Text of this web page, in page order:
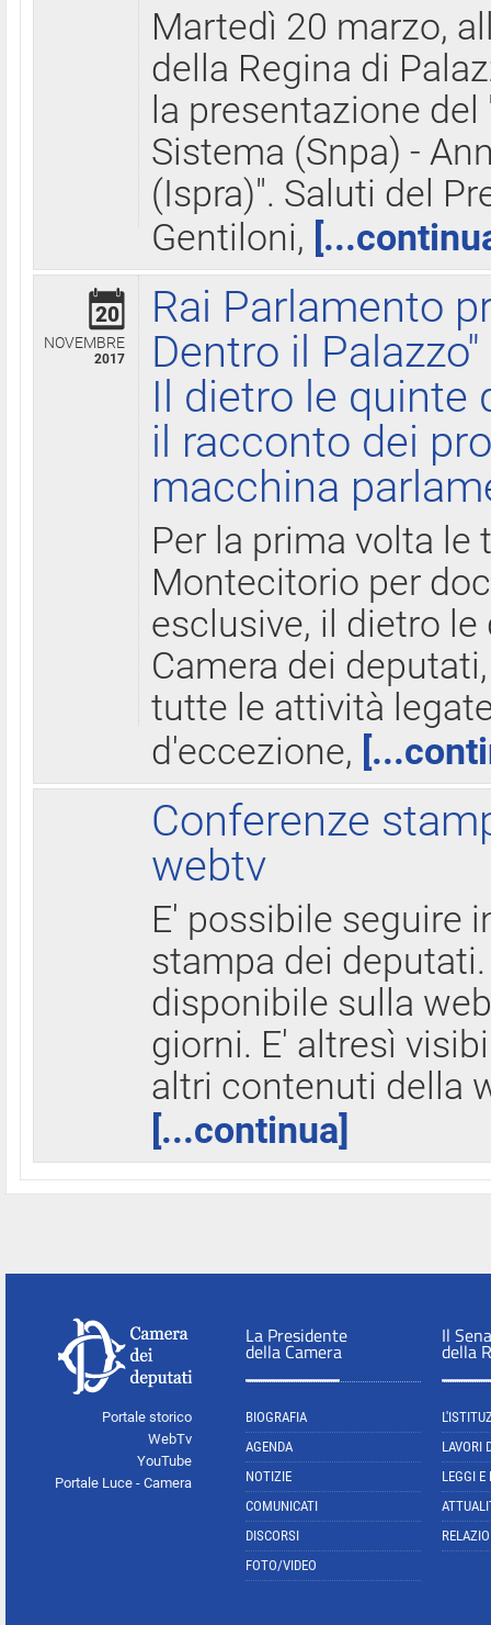
Martedì 20 marzo,
della Regina di
la presentazione
Sistema (Snpa) -
(Ispra)". Saluti del
Gentiloni,
20
NOVEMBRE
2017
Rai Parlamento
Dentro il Palazzo"
Il dietro le quinte
il racconto dei
macchina
Per la prima volta le
Montecitorio per
esclusive, il dietro
Camera dei
tutte le attività
d'eccezione,
Conferenze
webtv
E' possibile seguire
stampa dei
disponibile sulla
giorni. E' altresì
altri contenuti della
[...continua]
Portale storico
WebTv
YouTube
Portale Luce - Camera
La Presidente
della Camera
BIOGRAFIA
AGENDA
NOTIZIE
COMUNICATI
DISCORSI
FOTO/VIDEO
Il
della
LAVORI
LEGGI E